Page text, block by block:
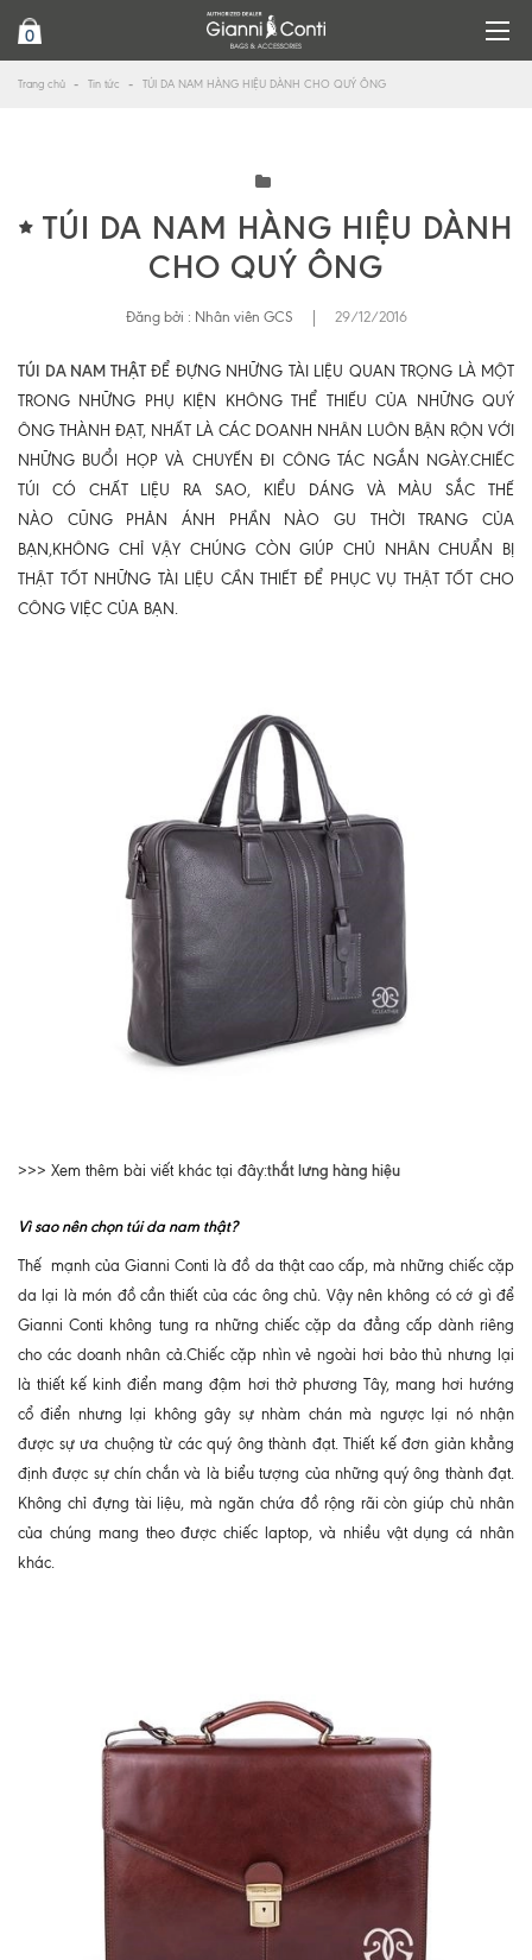
0
Trang chủ Tin tức TÚI DA NAM HÀNG HIỆU DÀNH CHO QUÝ ÔNG
TÚI DA NAM HÀNG HIỆU DÀNH
CHO QUÝ ÔNG
Đăng bởi : Nhân viên GCS 29/12/2016
TÚI DA NAM THẬTĐỂ ĐỰNG NHỮNG TÀI LIỆU QUAN TRỌNG LÀ MỘT
TRONG NHỮNG PHỤ KIỆN KHÔNG THỂ THIẾU CỦA NHỮNG QUÝ
ÔNG THÀNH ĐẠT, NHẤT LÀ CÁC DOANH NHÂN LUÔN BẬN RỘN VỚI
NHỮNG BUỔI HỌP VÀ CHUYẾN ĐI CÔNG TÁC NGẮN NGÀY.CHIẾC
TÚI CÓ CHẤT LIỆU RA SAO, KIỂU DÁNG VÀ MÀU SẮC THẾ
NÀO CŨNG PHẢN ÁNH PHẦN NÀO GU THỜI TRANG CỦA
BẠN,KHÔNG CHỈ VẬY CHÚNG CÒN GIÚP CHỦ NHÂN CHUẨN BỊ
THẬT TỐT NHỮNG TÀI LIỆU CẦN THIẾT ĐỂ PHỤC VỤ THẬT TỐT CHO
CÔNG VIỆC CỦA BẠN.
>>> Xem thêm bài viết khác tại đây:thắt lưng hàng hiệu
Vì sao nên chọntúi da nam thật?
Thế mạnh của Gianni Conti là đồ da thật cao cấp, mà những chiếc cặp
da lại là món đồ cần thiết của các ông chủ. Vậy nên không có cớ gì để
Gianni Conti không tung ra những chiếc cặp da đẳng cấp dành riêng
cho các doanh nhân cả.Chiếc cặp nhìn vẻ ngoài hơi bảo thủ nhưng lại
là thiết kế kinh điển mang đậm hơi thở phương Tây, mang hơi hướng
cổ điển nhưng lại không gây sự nhàm chán mà ngược lại nó nhận
được sự ưa chuộng từ các quý ông thành đạt. Thiết kế đơn giản khẳng
định được sự chín chắn và là biểu tượng của những quý ông thành đạt.
Không chỉ đựng tài liệu, mà ngăn chứa đồ rộng rãi còn giúp chủ nhân
của chúng mang theo được chiếc laptop, và nhiều vật dụng cá nhân
khác.